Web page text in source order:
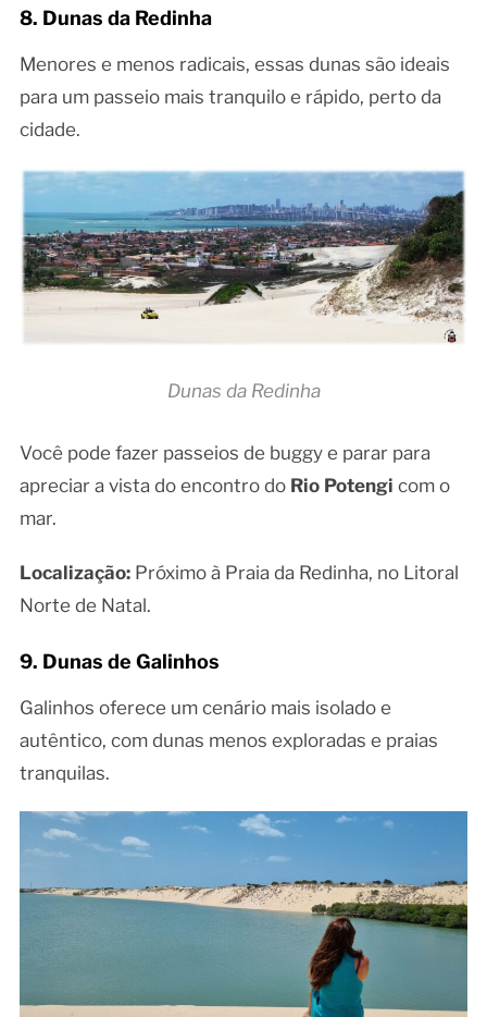
8. Dunas da Redinha
Menores e menos radicais, essas dunas são ideais
para um passeio mais tranquilo e rápido, perto da
cidade.
Dunas da Redinha
Você pode fazer passeios de buggy e parar para
apreciar a vista do encontro do Rio Potengi com o
mar.
Localização:Próximo à Praia da Redinha, no Litoral
Norte de Natal.
9. Dunas de Galinhos
Galinhos oferece um cenário mais isolado e
autêntico, com dunas menos exploradas e praias
tranquilas.